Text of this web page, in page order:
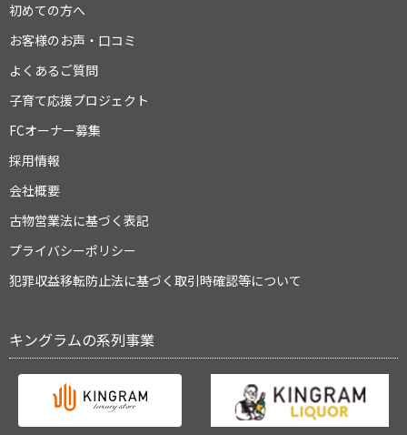
初めての方へ
お客様のお声・口コミ
よくあるご質問
子育て応援プロジェクト
FCオーナー募集
採用情報
会社概要
古物営業法に基づく表記
プライバシーポリシー
犯罪収益移転防止法に基づく取引時確認等について
キングラムの系列事業